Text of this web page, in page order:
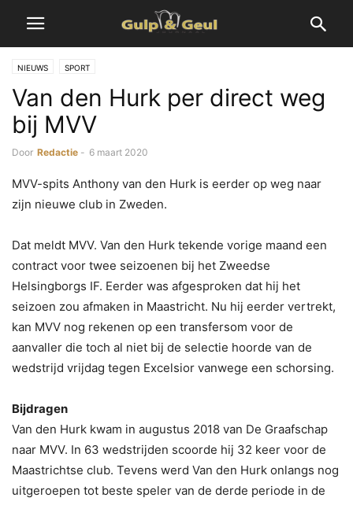
NIEUWS SPORT
Van den Hurk per direct weg
bij MVV
Door Redactie - 6 maart 2020
MVV-spits Anthony van den Hurk is eerder op weg naar
zijn nieuwe club in Zweden.
Dat meldt MVV. Van den Hurk tekende vorige maand een
contract voor twee seizoenen bij het Zweedse
Helsingborgs IF. Eerder was afgesproken dat hij het
seizoen zou afmaken in Maastricht. Nu hij eerder vertrekt,
kan MVV nog rekenen op een transfersom voor de
aanvaller die toch al niet bij de selectie hoorde van de
wedstrijd vrijdag tegen Excelsior vanwege een schorsing.
Bijdragen
Van den Hurk kwam in augustus 2018 van De Graafschap
naar MVV. In 63 wedstrijden scoorde hij 32 keer voor de
Maastrichtse club. Tevens werd Van den Hurk onlangs nog
uitgeroepen tot beste speler van de derde periode in de